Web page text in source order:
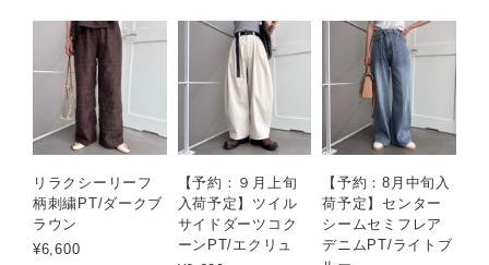
リラクシーリーフ
柄刺繍PT/ダークブ
ラウン
¥6,600
【予約：９月上旬
入荷予定】ツイル
サイドダーツコク
ーンPT/エクリュ
【予約：8月中旬入
荷予定】センター
シームセミフレア
デニムPT/ライトブ